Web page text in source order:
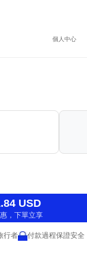
個人中心
USD
，下單立享
行者 付款過程保證安全